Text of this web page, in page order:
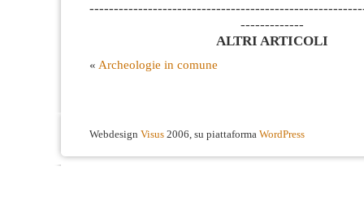
-------------
ALTRI ARTICOLI
« Archeologie in comune
Webdesign Visus 2006, su piattaforma WordPress